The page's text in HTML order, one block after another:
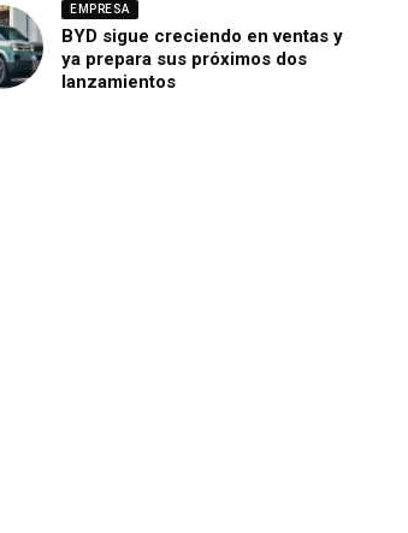
EMPRESA
BYD sigue creciendo en ventas y
ya prepara sus próximos dos
lanzamientos